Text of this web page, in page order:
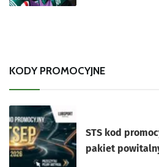
KODY PROMOCYJNE
STS kod
pakiet